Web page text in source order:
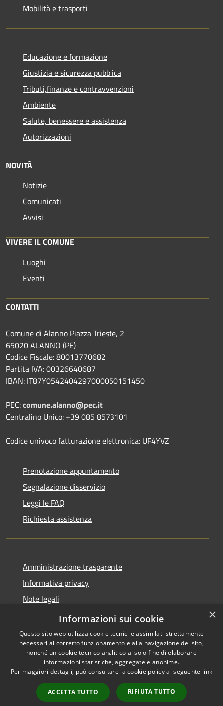
Mobilità e trasporti
Educazione e formazione
Giustizia e sicurezza pubblica
Tributi,finanze e contravvenzioni
Ambiente
Salute, benessere e assistenza
Autorizzazioni
NOVITÀ
Notizie
Comunicati
Avvisi
VIVERE IL COMUNE
Luoghi
Eventi
CONTATTI
Comune di Alanno Piazza Trieste, 2
65020 ALANNO (PE)
Codice Fiscale: 80013770682
Partita IVA: 00326640687
IBAN: IT87Y0542404297000050151450
PEC:comune.alanno@pec.it
Centralino Unico: +39 085 8573101
Codice univoco fatturazione elettronica: UF4YVZ
Prenotazione appuntamento
Segnalazione disservizio
Leggi le FAQ
Richiesta assistenza
Amministrazione trasparente
Informativa privacy
Note legali
Dichiarazione di accessibilità
Accessibilità
Copyright © 2026 • Comune di
Alanno • Powered by
Municipium•
Accesso
redazione
×
Informazioni sui cookie
Questo sito web utilizza cookie tecnici e assimilati strettamente
necessari al corretto funzionamento e alla navigazione del sito,
nonché un cookie tecnico analitico al solo fine di elaborare
informazioni statistiche, aggregate e anonime.
Per maggiori dettagli, può consultare la cookie policy al seguente link
ACCETTA TUTTO RIFIUTA TUTTO